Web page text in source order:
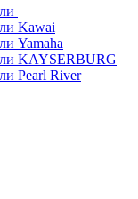
Kawai
Yamaha
KAYSERBURG
Pearl River